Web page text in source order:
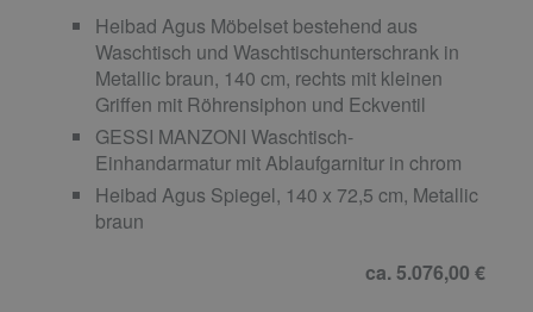
Heibad Agus Möbelset bestehend aus
Waschtisch und Waschtischunterschrank in
Metallic braun, 140 cm, rechts mit kleinen
Griffen mit Röhrensiphon und Eckventil
GESSI MANZONI Waschtisch-
Einhandarmatur mit Ablaufgarnitur in chrom
Heibad Agus Spiegel, 140 x 72,5 cm, Metallic
braun
ca. 5.076,00 €